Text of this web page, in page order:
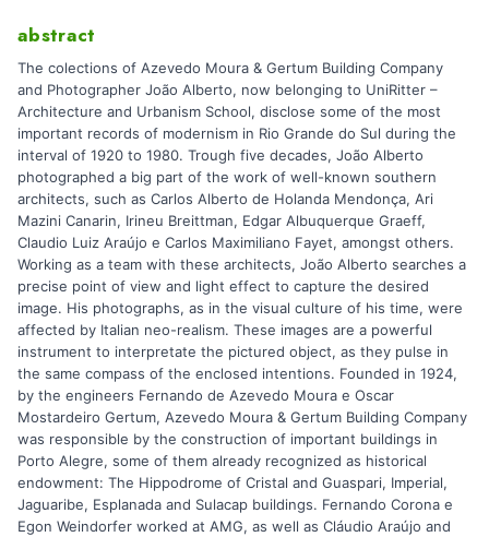
abstract
The colections of Azevedo Moura & Gertum Building Company
and Photographer João Alberto, now belonging to UniRitter –
Architecture and Urbanism School, disclose some of the most
important records of modernism in Rio Grande do Sul during the
interval of 1920 to 1980. Trough five decades, João Alberto
photographed a big part of the work of well-known southern
architects, such as Carlos Alberto de Holanda Mendonça, Ari
Mazini Canarin, Irineu Breittman, Edgar Albuquerque Graeff,
Claudio Luiz Araújo e Carlos Maximiliano Fayet, amongst others.
Working as a team with these architects, João Alberto searches a
precise point of view and light effect to capture the desired
image. His photographs, as in the visual culture of his time, were
affected by Italian neo-realism. These images are a powerful
instrument to interpretate the pictured object, as they pulse in
the same compass of the enclosed intentions. Founded in 1924,
by the engineers Fernando de Azevedo Moura e Oscar
Mostardeiro Gertum, Azevedo Moura & Gertum Building Company
was responsible by the construction of important buildings in
Porto Alegre, some of them already recognized as historical
endowment: The Hippodrome of Cristal and Guaspari, Imperial,
Jaguaribe, Esplanada and Sulacap buildings. Fernando Corona e
Egon Weindorfer worked at AMG, as well as Cláudio Araújo and